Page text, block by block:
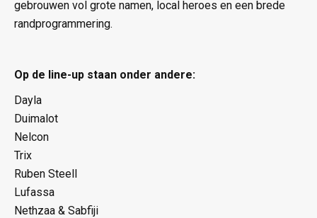
gebrouwen vol grote namen, local heroes en een brede
randprogrammering.
Op de line-up staan onder andere:
Dayla
Duimalot
Nelcon
Trix
Ruben Steell
Lufassa
Nethzaa & Sabfiji